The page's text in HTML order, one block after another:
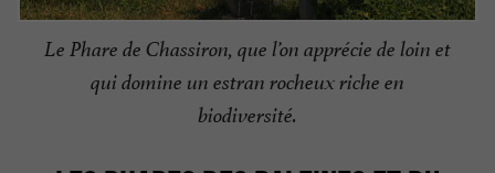
Le Phare de Chassiron, que l’on apprécie de loin et
qui domine un estran rocheux riche en
biodiversité.